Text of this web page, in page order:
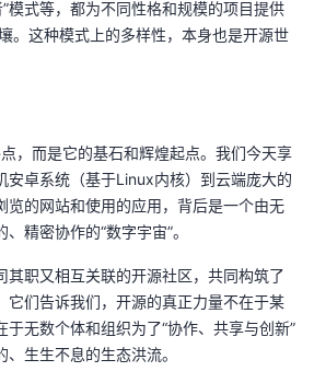
模式等，都为不同性格和规模的项目提供
。这种模式上的多样性，本身也是开源世
，而是它的基石和辉煌起点。我们今天享
安卓系统（基于Linux内核）到云端庞大的
览的网站和使用的应用，背后是一个由无
精密协作的“数字宇宙”。
其职又相互关联的开源社区，共同构筑了
它们告诉我们，开源的真正力量不在于某
无数个体和组织为了“协作、共享与创新”
生生不息的生态洪流。